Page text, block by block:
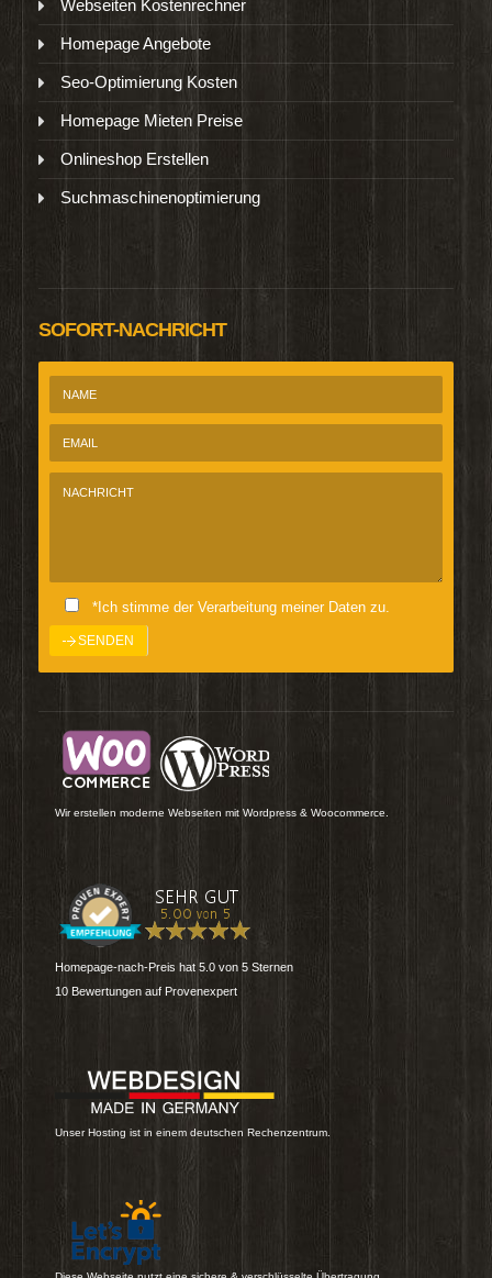
Webseiten Kostenrechner
Homepage Angebote
Seo-Optimierung Kosten
Homepage Mieten Preise
Onlineshop Erstellen
Suchmaschinenoptimierung
SOFORT-NACHRICHT
*Ich stimme der Verarbeitung meiner Daten zu.
Wir erstellen moderne Webseiten mit Wordpress & Woocommerce.
Homepage-nach-Preis hat 5.0 von 5 Sternen
10 Bewertungen auf Provenexpert
Unser Hosting ist in einem deutschen Rechenzentrum.